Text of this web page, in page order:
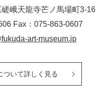
峨天龍寺芒ノ馬場町3-16
Fax：075-863-0607
art-museum.jp
ついて詳しく見る